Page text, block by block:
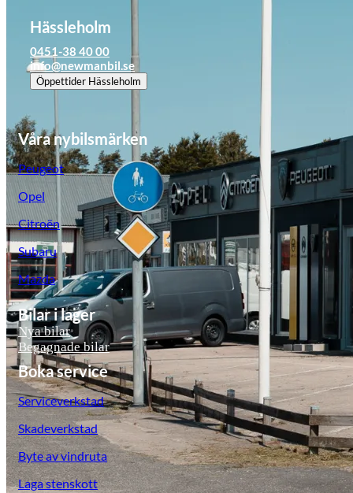
Hässleholm
0451-38 40 00
info@newmanbil.se
Öppettider Hässleholm
Våra nybilsmärken
Peugeot
Opel
Citroën
Subaru
Mazda
Bilar i lager
Nya bilar
Begagnade bilar
Boka service
Serviceverkstad
Skadeverkstad
Byte av vindruta
Laga stenskott